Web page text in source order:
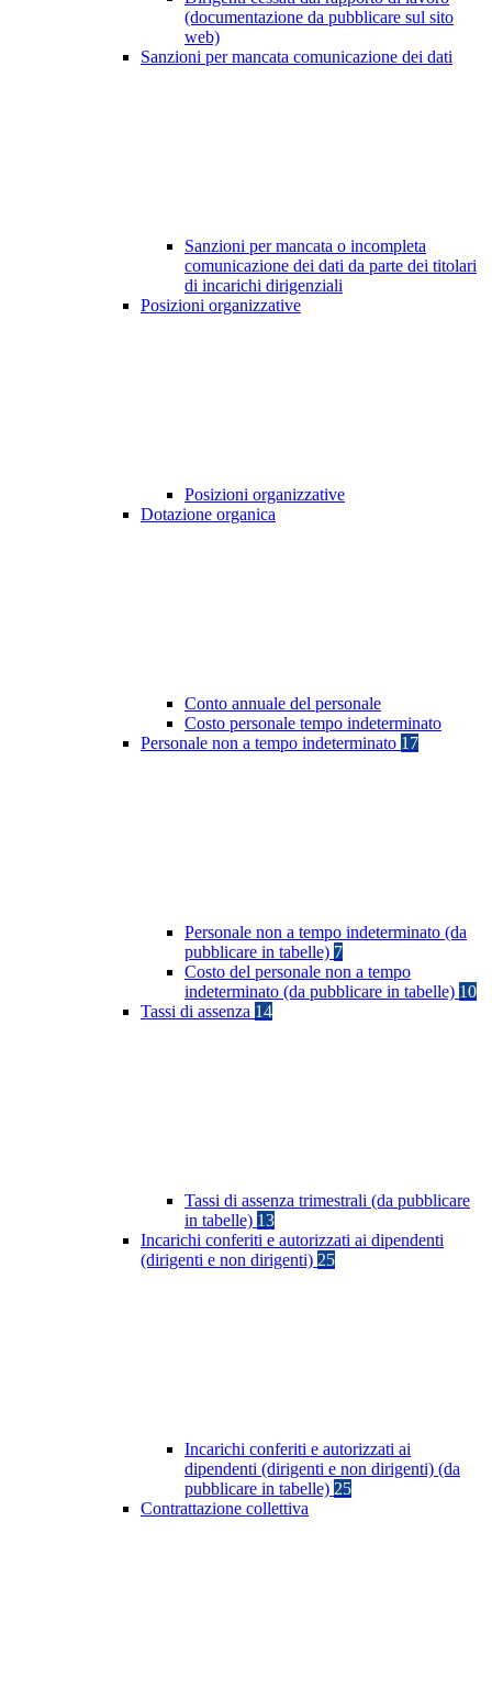
(documentazione da pubblicare sul sito
web)
Sanzioni per mancata comunicazione dei dati
Sanzioni per mancata o incompleta
comunicazione dei dati da parte dei titolari
di incarichi dirigenziali
Posizioni organizzative
Posizioni organizzative
Dotazione organica
Conto annuale del personale
Costo personale tempo indeterminato
Personale non a tempo indeterminato 17
Personale non a tempo indeterminato (da
pubblicare in tabelle) 7
Costo del personale non a tempo
indeterminato (da pubblicare in tabelle) 10
Tassi di assenza 14
Tassi di assenza trimestrali (da pubblicare
in tabelle) 13
Incarichi conferiti e autorizzati ai dipendenti
(dirigenti e non dirigenti) 25
Incarichi conferiti e autorizzati ai
dipendenti (dirigenti e non dirigenti) (da
pubblicare in tabelle) 25
Contrattazione collettiva